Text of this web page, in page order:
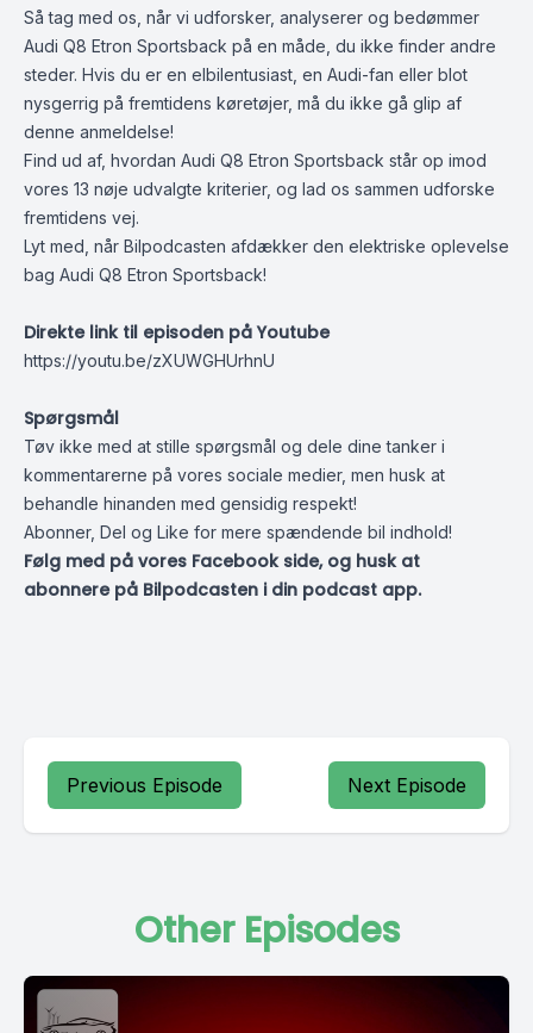
Så tag med os, når vi udforsker, analyserer og bedømmer
Audi Q8 Etron Sportsback på en måde, du ikke finder andre
steder. Hvis du er en elbilentusiast, en Audi-fan eller blot
nysgerrig på fremtidens køretøjer, må du ikke gå glip af
denne anmeldelse!
Find ud af, hvordan Audi Q8 Etron Sportsback står op imod
vores 13 nøje udvalgte kriterier, og lad os sammen udforske
fremtidens vej.
Lyt med, når Bilpodcasten afdækker den elektriske oplevelse
bag Audi Q8 Etron Sportsback!
Direkte link til episoden på Youtube
https://youtu.be/zXUWGHUrhnU
Spørgsmål
Tøv ikke med at stille spørgsmål og dele dine tanker i
kommentarerne på vores sociale medier, men husk at
behandle hinanden med gensidig respekt!
Abonner, Del og Like for mere spændende bil indhold!
Følg med på vores Facebook side, og husk at
abonnere på Bilpodcasten i din podcast app.
Previous Episode Next Episode
Other Episodes